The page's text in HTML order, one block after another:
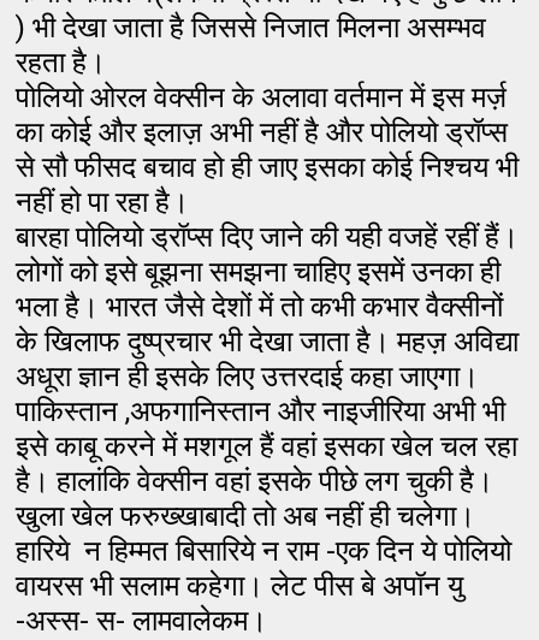
) भी देखा जाता है जिससे निजात मिलना असम्भव
रहता है।
पोलियो ओरल वेक्सीन के अलावा वर्तमान में इस मर्ज़
का कोई और इलाज़ अभी नहीं है और पोलियो ड्रॉप्स
से सौ फीसद बचाव हो ही जाए इसका कोई निश्चय भी
नहीं हो पा रहा है।
बारहा पोलियो ड्रॉप्स दिए जाने की यही वजहें रहीं हैं।
लोगों को इसे बूझना समझना चाहिए इसमें उनका ही
भला है। भारत जैसे देशों में तो कभी कभार वैक्सीनों
के खिलाफ दुष्प्रचार भी देखा जाता है। महज़ अविद्या
अधूरा ज्ञान ही इसके लिए उत्तरदाई कहा जाएगा।
पाकिस्तान ,अफगानिस्तान और नाइजीरिया अभी भी
इसे काबू करने में मशगूल हैं वहां इसका खेल चल रहा
है। हालांकि वेक्सीन वहां इसके पीछे लग चुकी है।
खुला खेल फरुख्खाबादी तो अब नहीं ही चलेगा।
हारिये न हिम्मत बिसारिये न राम -एक दिन ये पोलियो
वायरस भी सलाम कहेगा। लेट पीस बे अपॉन यु
-अस्स- स- लामवालेकम।